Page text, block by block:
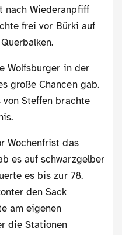
nach Wiederanpfiff
frei vor Bürki auf
große Chancen gab.
Steffen brachte
es auf schwarzgelber
es bis zur 78.
den Sack
am eigenen
die Stationen